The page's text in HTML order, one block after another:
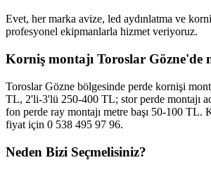
Evet, her marka avize, led aydınlatma ve
profesyonel ekipmanlarla hizmet veriyoruz.
Korniş montajı Toroslar Gözne'de
Toroslar Gözne bölgesinde perde kornişi
TL, 2'li-3'lü 250-400 TL; stor perde montajı
fon perde ray montajı metre başı 50-100 TL.
fiyat için 0 538 495 97 96.
Neden Bizi Seçmelisiniz?